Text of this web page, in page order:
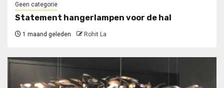
Geen categorie
Statement hangerlampen voor de hal
1 maand geleden Rohit La